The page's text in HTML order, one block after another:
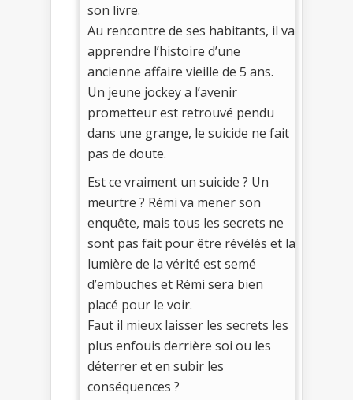
son livre.
Au rencontre de ses habitants, il va
apprendre l’histoire d’une
ancienne affaire vieille de 5 ans.
Un jeune jockey a l’avenir
prometteur est retrouvé pendu
dans une grange, le suicide ne fait
pas de doute.
Est ce vraiment un suicide ? Un
meurtre ? Rémi va mener son
enquête, mais tous les secrets ne
sont pas fait pour être révélés et la
lumière de la vérité est semé
d’embuches et Rémi sera bien
placé pour le voir.
Faut il mieux laisser les secrets les
plus enfouis derrière soi ou les
déterrer et en subir les
conséquences ?